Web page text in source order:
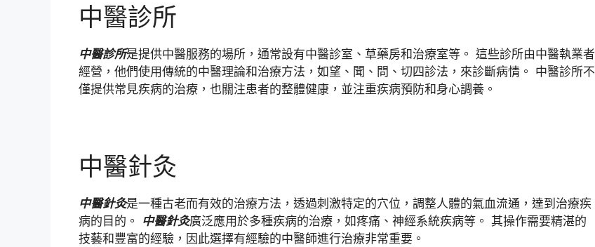
中醫診所
中醫診所是提供中醫服務的場所，通常設有中醫診室、草藥房和治療室等。 這些診所由中醫執業者
經營，他們使用傳統的中醫理論和治療方法，如望、聞、問、切四診法，來診斷病情。 中醫診所不
僅提供常見疾病的治療，也關注患者的整體健康，並注重疾病預防和身心調養。
中醫針灸
中醫針灸是一種古老而有效的治療方法，透過刺激特定的穴位，調整人體的氣血流通，達到治療疾
病的目的。 中醫針灸廣泛應用於多種疾病的治療，如疼痛、神經系統疾病等。 其操作需要精湛的
技藝和豐富的經驗，因此選擇有經驗的中醫師進行治療非常重要。